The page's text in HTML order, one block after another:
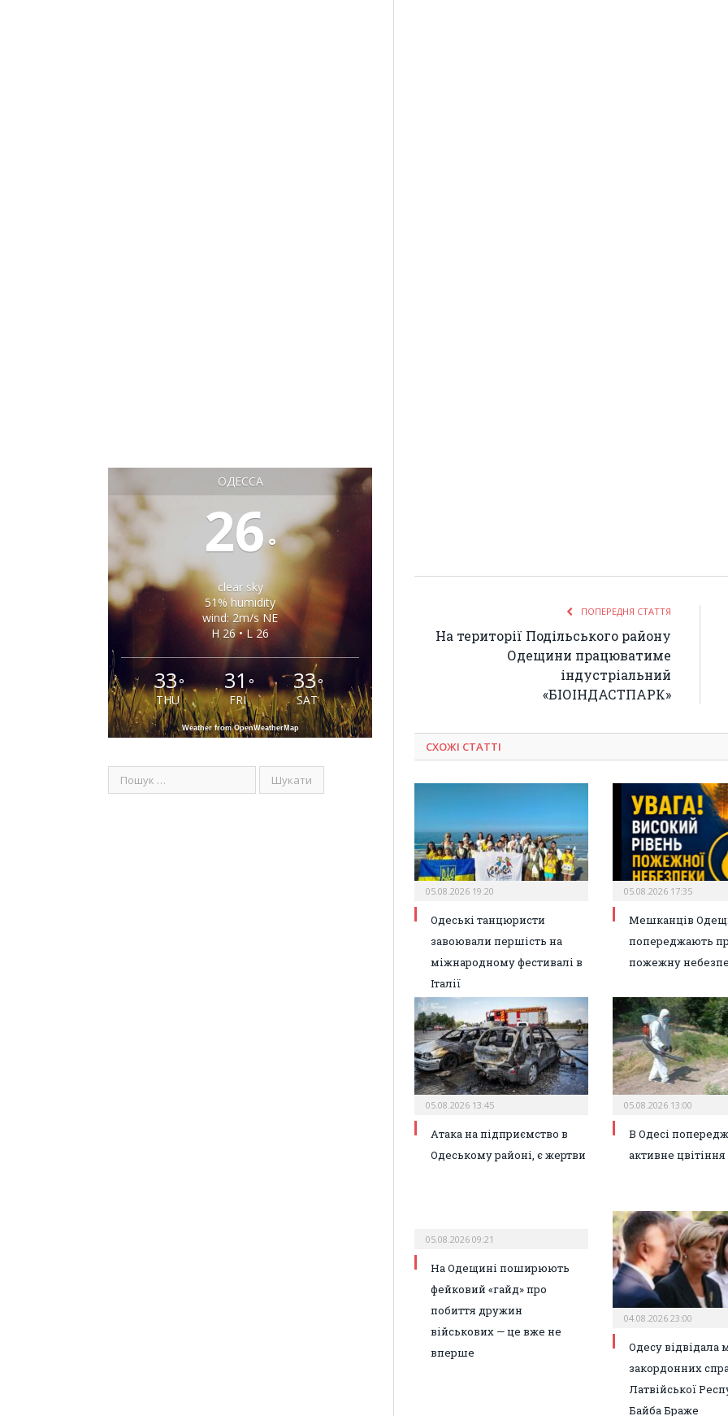
ОДЕССА
26°
clear sky
51% humidity
wind: 2m/s NE
H 26 • L 26
33°
THU
31°
FRI
33°
SAT
Weather from OpenWeatherMap
ПОПЕРЕДНЯ СТАТТЯ
На території Подільського району
Одещини працюватиме
індустріальний
«БІОІНДАСТПАРК»
СХОЖІ СТАТТІ
05.08.2026 19:20
Одеські танцюристи
завоювали першість на
міжнародному фестивалі в
Італії
05.08.2026 17:35
Мешканців
попереджають
пожежну
05.08.2026 13:45
Атака на підприємство в
Одеському районі, є жертви
05.08.2026 13:00
В Одесі
активне цвітіння
05.08.2026 09:21
На Одещині поширюють
фейковий «гайд» про
побиття дружин
військових — це вже не
вперше
04.08.2026 23:00
Одесу відвідала
закордонних
Латвійської
Байба Браже